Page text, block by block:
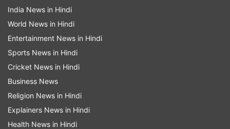
वापस आईएगा पापा, हमारे घर की रौनक आप हैं। आपकी
मौजूदगी, आपकी मुस्कान और मुझ पर आपका विश्वास मुझे
आगे बढ़ने का हौसला देते हैं। अपना ख्याल रखिएगा
पापा...बाय पापा..हैप्पी जर्नी पापा।"
India News in Hindi
World News in Hindi
Entertainment News in Hindi
Sports News in Hindi
Cricket News in Hindi
Business News
Religion News in Hindi
Explainers News in Hindi
Health News in Hindi